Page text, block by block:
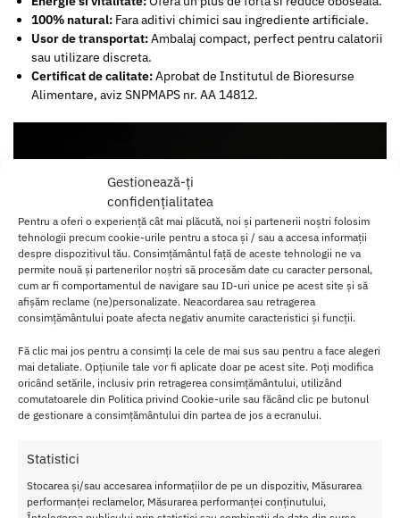
Gestionează-ți
confidențialitatea
Pentru a oferi o experiență cât mai plăcută, noi și partenerii noștri folosim
tehnologii precum cookie-urile pentru a stoca și / sau a accesa informații
despre dispozitivul tău. Consimțământul față de aceste tehnologii ne va
permite nouă și partenerilor noștri să procesăm date cu caracter personal,
cum ar fi comportamentul de navigare sau ID-uri unice pe acest site și să
afișăm reclame (ne)personalizate. Neacordarea sau retragerea
consimțământului poate afecta negativ anumite caracteristici și funcții.
Fă clic mai jos pentru a consimți la cele de mai sus sau pentru a face alegeri
mai detaliate. Opțiunile tale vor fi aplicate doar pe acest site. Poți modifica
oricând setările, inclusiv prin retragerea consimțământului, utilizând
comutatoarele din Politica privind Cookie-urile sau făcând clic pe butonul
de gestionare a consimțământului din partea de jos a ecranului.
Statistici
Stocarea și/sau accesarea informațiilor de pe un dispozitiv, Măsurarea
performanței reclamelor, Măsurarea performanței conținutului,
100% natural: Fara aditivi chimici sau ingrediente artificiale.
Usor de transportat:Ambalaj compact, perfect pentru calatorii
sau utilizare discreta.
Certificat de calitate:Aprobat de Institutul de Bioresurse
Alimentare, aviz SNPMAPS nr. AA 14812.
Ce ingrediente are Ciocolata Afrodisiaca Diblong pentru
Barbati?
selectionate pentru a oferi rezultate eficiente:
Extract de ginseng:Imbunatateste performanta sexuala si